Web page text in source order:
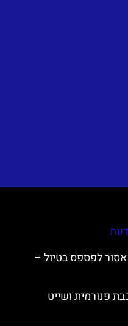
שאסור לפספס בטיול –
פנורמית ושייט